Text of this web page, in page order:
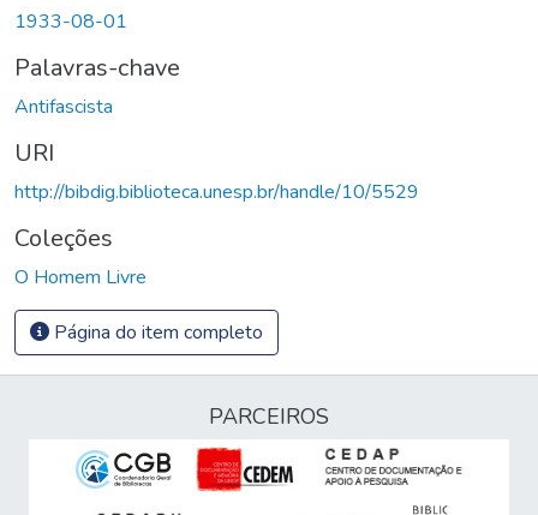
1933-08-01
Palavras-chave
Antifascista
URI
http://bibdig.biblioteca.unesp.br/handle/10/5529
Coleções
O Homem Livre
Página do item completo
PARCEIROS